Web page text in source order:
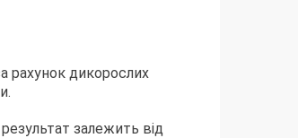
рахунок дикорослих
залежить від